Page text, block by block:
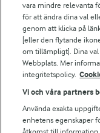
Bildbank
Följ oss
vara mindre relevanta
för att ändra dina val
genom att klicka på
[eller den flytande
om tillämpligt]. Dina
Webbplats. Mer
integritetspolicy.
Vi och våra partners
Använda exakta
enhetens egenskaper